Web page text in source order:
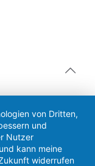
von Dritten,
und
Nutzer
kann meine
widerrufen